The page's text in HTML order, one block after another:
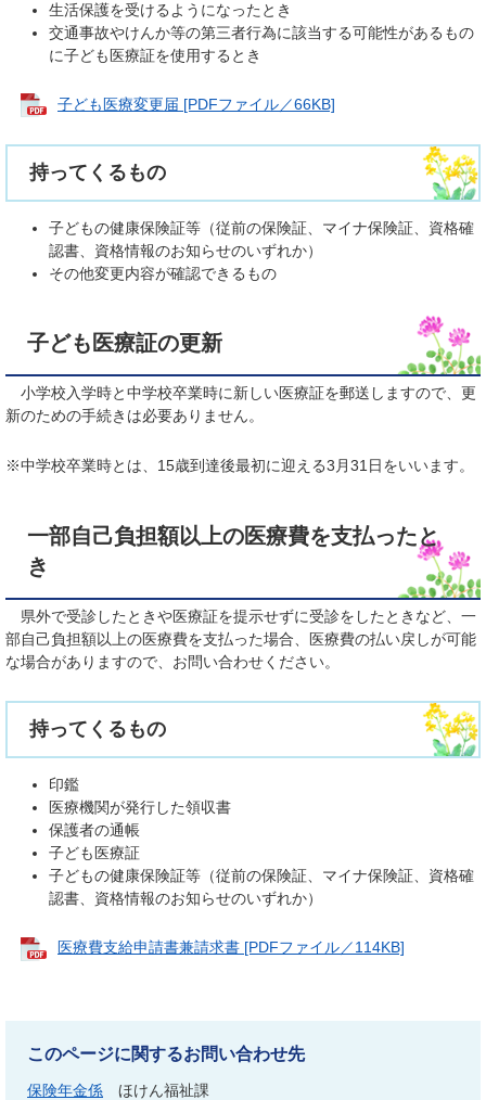
生活保護を受けるようになったとき
交通事故やけんか等の第三者行為に該当する可能性があるもの
に子ども医療証を使用するとき
子ども医療変更届 [PDFファイル／66KB]
持ってくるもの
子どもの健康保険証等（従前の保険証、マイナ保険証、資格確
認書、資格情報のお知らせのいずれか）
その他変更内容が確認できるもの
子ども医療証の更新
小学校入学時と中学校卒業時に新しい医療証を郵送しますので、更
新のための手続きは必要ありません。
※中学校卒業時とは、15歳到達後最初に迎える3月31日をいいます。
一部自己負担額以上の医療費を支払ったと
き
県外で受診したときや医療証を提示せずに受診をしたときなど、一
部自己負担額以上の医療費を支払った場合、医療費の払い戻しが可能
な場合がありますので、お問い合わせください。
持ってくるもの
印鑑
医療機関が発行した領収書
保護者の通帳
子ども医療証
子どもの健康保険証等（従前の保険証、マイナ保険証、資格確
認書、資格情報のお知らせのいずれか）
医療費支給申請書兼請求書 [PDFファイル／114KB]
このページに関するお問い合わせ先
保険年金係
ほけん福祉課